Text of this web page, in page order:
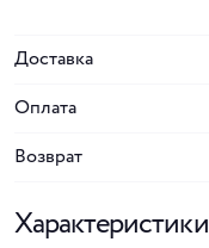
Доставка
Оплата
Возврат
Характеристики